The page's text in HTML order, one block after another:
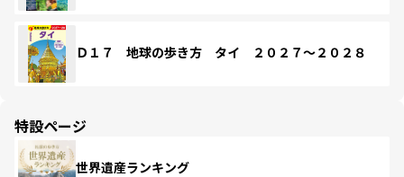
Ｄ１７ 地球の歩き方 タイ ２０２７～２０２８
特設ページ
世界遺産ランキング